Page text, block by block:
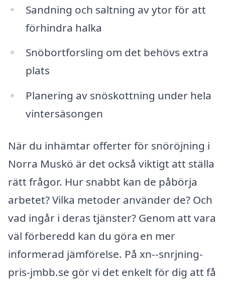
Sandning och saltning av ytor för att
förhindra halka
Snöbortforsling om det behövs extra
plats
Planering av snöskottning under hela
vintersäsongen
När du inhämtar offerter för snöröjning i
Norra Muskö är det också viktigt att ställa
rätt frågor. Hur snabbt kan de påbörja
arbetet? Vilka metoder använder de? Och
vad ingår i deras tjänster? Genom att vara
väl förberedd kan du göra en mer
informerad jämförelse. På xn--snrjning-
pris-jmbb.se gör vi det enkelt för dig att få